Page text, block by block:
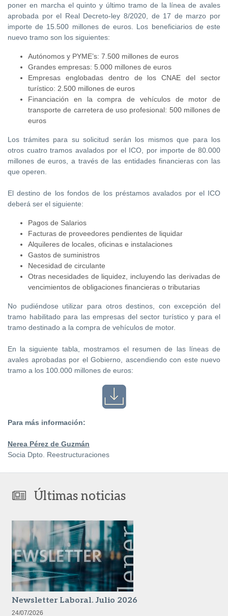
poner en marcha el quinto y último tramo de la línea de avales
aprobada por el Real Decreto-ley 8/2020, de 17 de marzo por
importe de 15.500 millones de euros. Los beneficiarios de este
nuevo tramo son los siguientes:
Autónomos y PYME’s: 7.500 millones de euros
Grandes empresas: 5.000 millones de euros
Empresas englobadas dentro de los CNAE del sector
turístico: 2.500 millones de euros
Financiación en la compra de vehículos de motor de
transporte de carretera de uso profesional: 500 millones de
euros
Los trámites para su solicitud serán los mismos que para los
otros cuatro tramos avalados por el ICO, por importe de 80.000
millones de euros, a través de las entidades financieras con las
que operen.
El destino de los fondos de los préstamos avalados por el ICO
deberá ser el siguiente:
Pagos de Salarios
Facturas de proveedores pendientes de liquidar
Alquileres de locales, oficinas e instalaciones
Gastos de suministros
Necesidad de circulante
Otras necesidades de liquidez, incluyendo las derivadas de
vencimientos de obligaciones financieras o tributarias
No pudiéndose utilizar para otros destinos, con excepción del
tramo habilitado para las empresas del sector turístico y para el
tramo destinado a la compra de vehículos de motor.
En la siguiente tabla, mostramos el resumen de las líneas de
avales aprobadas por el Gobierno, ascendiendo con este nuevo
tramo a los 100.000 millones de euros:
Para más información:
Nerea Pérez de Guzmán
Socia Dpto. Reestructuraciones
Últimas noticias
Newsletter Laboral. Julio 2026
24/07/2026